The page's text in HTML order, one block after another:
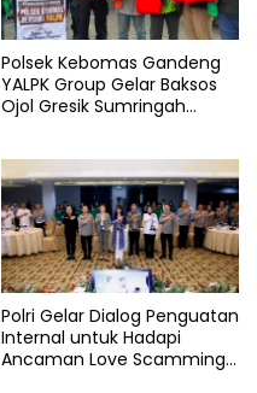
Polsek Kebomas Gandeng
YALPK Group Gelar Baksos
Ojol Gresik Sumringah
Polri Gelar Dialog Penguatan
Internal untuk Hadapi
Ancaman Love Scamming